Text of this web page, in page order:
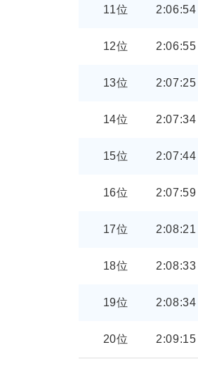
11位 2:06:54
12位 2:06:55
13位 2:07:25
14位 2:07:34
15位 2:07:44
16位 2:07:59
17位 2:08:21
18位 2:08:33
19位 2:08:34
20位 2:09:15